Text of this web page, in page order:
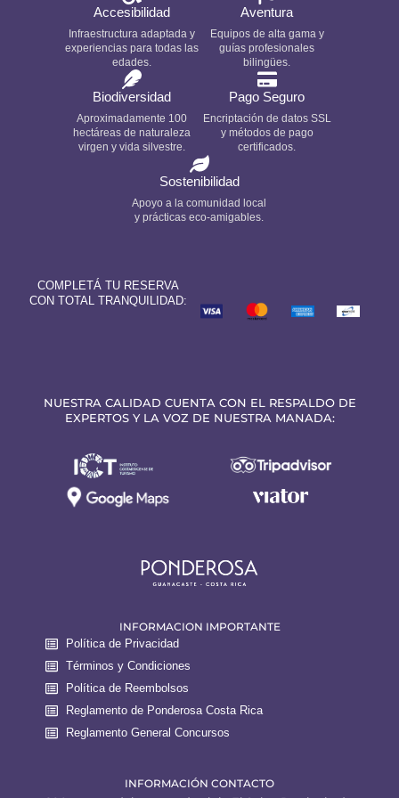
Accesibilidad
Infraestructura adaptada y
experiencias para todas las
edades.
Aventura
Equipos de alta gama y
guías profesionales
bilingües.
Biodiversidad
Aproximadamente 100
hectáreas de naturaleza
virgen y vida silvestre.
Pago Seguro
Encriptación de datos SSL
y métodos de pago
certificados.
Sostenibilidad
Apoyo a la comunidad local
y prácticas eco-amigables.
COMPLETÁ TU RESERVA
CON TOTAL TRANQUILIDAD:
NUESTRA CALIDAD CUENTA CON EL RESPALDO DE
EXPERTOS Y LA VOZ DE NUESTRA MANADA:
INFORMACION IMPORTANTE
Política de Privacidad
Términos y Condiciones
Política de Reembolsos
Reglamento de Ponderosa Costa Rica
Reglamento General Concursos
INFORMACIÓN CONTACTO